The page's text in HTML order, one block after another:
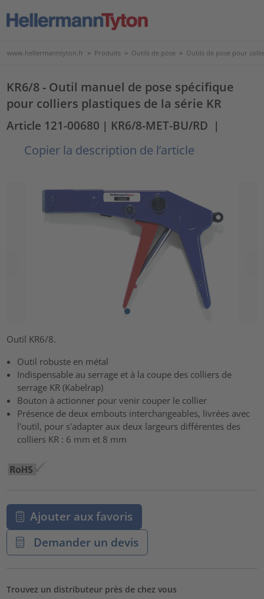
www.hellermanntyton.fr > Produits > Outils de pose > Outils de pose pour
KR6/8 - Outil manuel de pose spécifique
pour colliers plastiques de la série KR
Article 121-00680 | KR6/8-MET-BU/RD |
Copier la description de l’article
Outil KR6/8.
Outil robuste en métal
Indispensable au serrage et à la coupe des colliers de
serrage KR (Kabelrap)
Bouton à actionner pour venir couper le collier
Présence de deux embouts interchangeables, livrées avec
l'outil, pour s'adapter aux deux largeurs différentes des
colliers KR : 6 mm et 8 mm
Ajouter aux favoris
Demander un devis
Trouvez un distributeur près de chez vous